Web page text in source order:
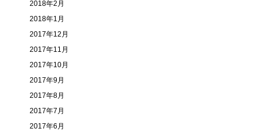
2018年2月
2018年1月
2017年12月
2017年11月
2017年10月
2017年9月
2017年8月
2017年7月
2017年6月